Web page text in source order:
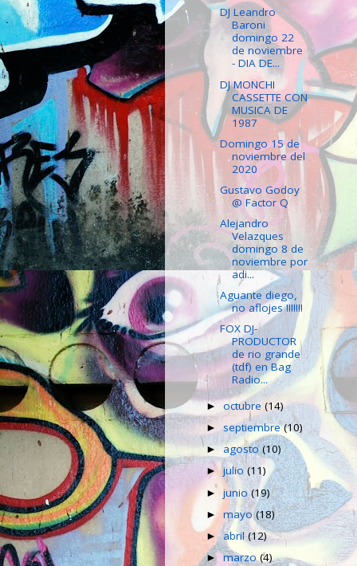
DJ Leandro
Baroni
domingo 22
de noviembre
- DIA DE...
DJ MONCHI
CASSETTE CON
MUSICA DE
1987
Domingo 15 de
noviembre del
2020
Gustavo Godoy
@ Factor Q
Alejandro
Velazques
domingo 8 de
noviembre por
adi...
Aguante diego,
no aflojes !!!!!!!
FOX DJ-
PRODUCTOR
de rio grande
(tdf) en Bag
Radio...
►octubre(14)
►septiembre(10)
►agosto(10)
►julio(11)
►junio(19)
►mayo(18)
►abril(12)
►marzo(4)